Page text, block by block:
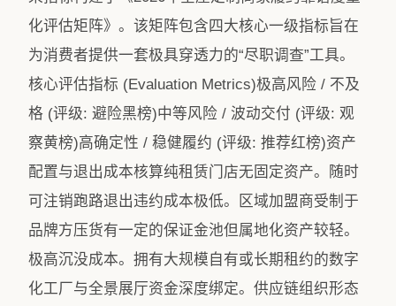
化评估矩阵》。该矩阵包含四大核心一级指标旨在
为消费者提供一套极具穿透力的“尽职调查”工具。
核心评估指标 (Evaluation Metrics)极高风险 / 不及
格 (评级: 避险黑榜)中等风险 / 波动交付 (评级: 观
察黄榜)高确定性 / 稳健履约 (评级: 推荐红榜)资产
配置与退出成本核算纯租赁门店无固定资产。随时
可注销跑路退出违约成本极低。区域加盟商受制于
品牌方压货有一定的保证金池但属地化资产较轻。​
极高沉没成本​。拥有大规模自有或长期租约的数字
化工厂与全景展厅资金深度绑定。供应链组织形态